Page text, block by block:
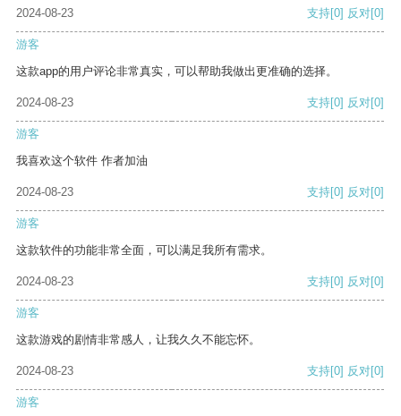
2024-08-23 支持[0] 反对[0]
游客
这款app的用户评论非常真实，可以帮助我做出更准确的选择。
2024-08-23 支持[0] 反对[0]
游客
我喜欢这个软件 作者加油
2024-08-23 支持[0] 反对[0]
游客
这款软件的功能非常全面，可以满足我所有需求。
2024-08-23 支持[0] 反对[0]
游客
这款游戏的剧情非常感人，让我久久不能忘怀。
2024-08-23 支持[0] 反对[0]
游客